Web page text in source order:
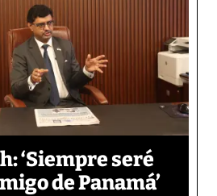
‘Siempre seré
de Panamá’